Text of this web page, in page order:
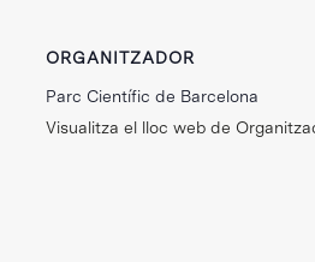
ORGANITZADOR
Parc Científic de Barcelona
Visualitza el lloc web de